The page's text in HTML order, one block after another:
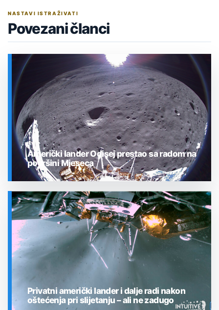
NASTAVI ISTRAŽIVATI
Povezani članci
SVEMIR
Američki lander Odisej prestao sa radom na
površini Mjeseca
Privatni američki lander i dalje radi nakon
oštećenja pri slijetanju – ali ne zadugo